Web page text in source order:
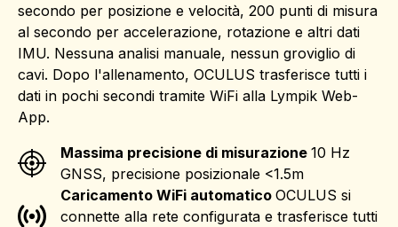
secondo per posizione e velocità, 200 punti di misura
al secondo per accelerazione, rotazione e altri dati
IMU. Nessuna analisi manuale, nessun groviglio di
cavi. Dopo l'allenamento, OCULUS trasferisce tutti i
dati in pochi secondi tramite WiFi alla Lympik Web-
App.
Massima precisione di misurazione 10 Hz
GNSS, precisione posizionale <1.5m
Caricamento WiFi automatico OCULUS si
connette alla rete configurata e trasferisce tutti